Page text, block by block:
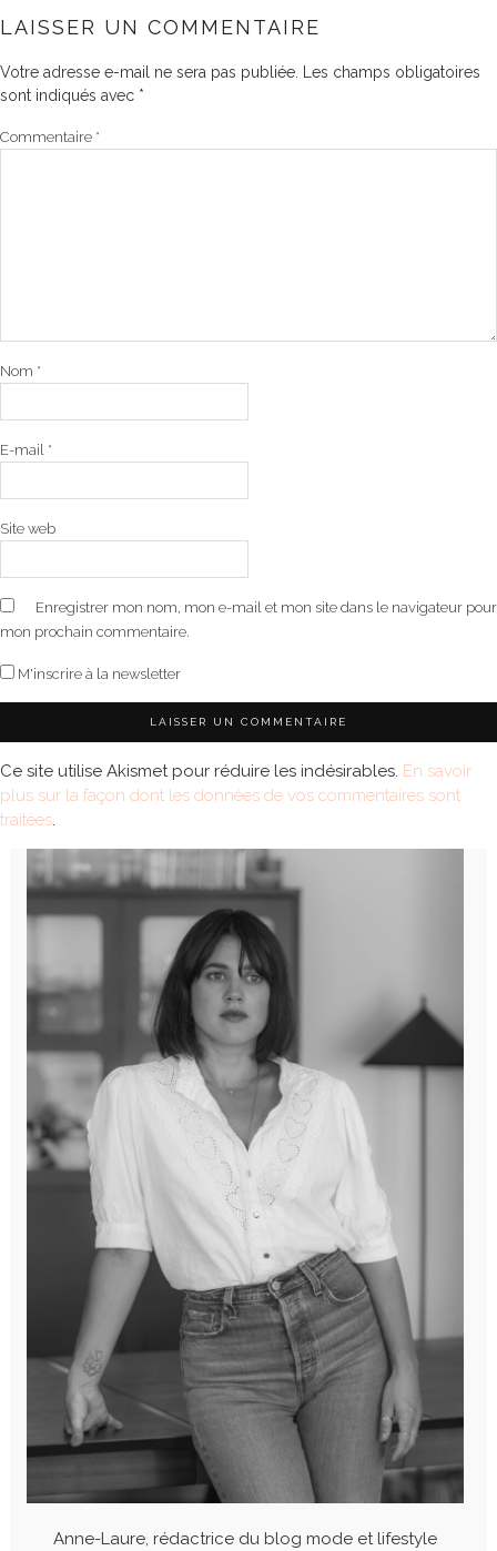
LAISSER UN COMMENTAIRE
Votre adresse e-mail ne sera pas publiée.
Les champs obligatoires
sont indiqués avec *
Commentaire *
Nom *
E-mail *
Site web
Enregistrer mon nom, mon e-mail et mon site dans le navigateur pour
mon prochain commentaire.
M'inscrire à la newsletter
Ce site utilise Akismet pour réduire les indésirables. En savoir
plus sur la façon dont les données de vos commentaires sont
traitées.
Anne-Laure, rédactrice du blog mode et lifestyle